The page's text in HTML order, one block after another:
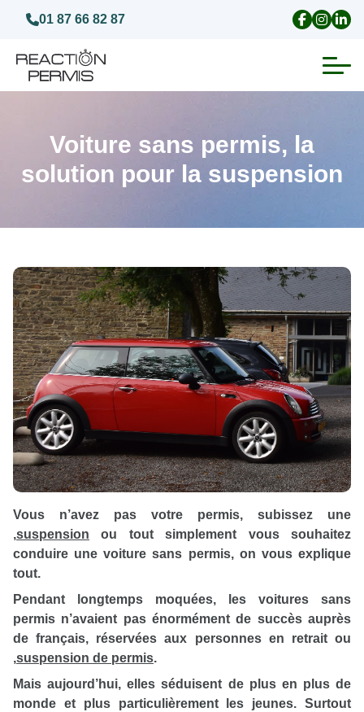
01 87 66 82 87
Invalidation du permis de conduire
Visite médicale test psychotechnique
Voiture sans permis, la
solution pour la suspension
Vous n’avez pas votre permis, subissez une
,suspension ou tout simplement vous souhaitez
conduire une voiture sans permis, on vous explique
tout.
Pendant longtemps moquées, les voitures sans
permis n’avaient pas énormément de succès auprès
de français, réservées aux personnes en retrait ou
,suspension de permis.
Mais aujourd’hui, elles séduisent de plus en plus de
monde et plus particulièrement les jeunes. Surtout